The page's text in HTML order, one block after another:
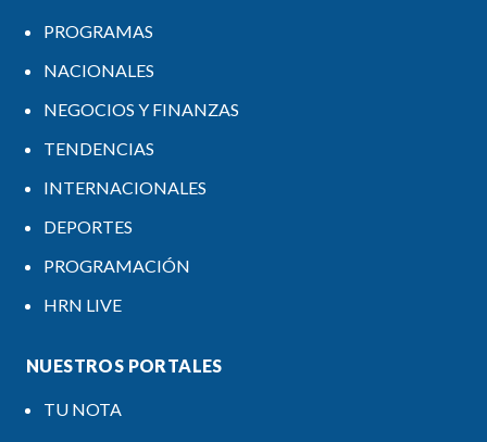
PROGRAMAS
NACIONALES
NEGOCIOS Y FINANZAS
TENDENCIAS
INTERNACIONALES
DEPORTES
PROGRAMACIÓN
HRN LIVE
NUESTROS PORTALES
TU NOTA